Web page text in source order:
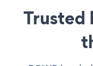
Trusted